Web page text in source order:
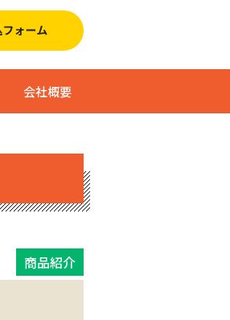
会社概要
商品紹介